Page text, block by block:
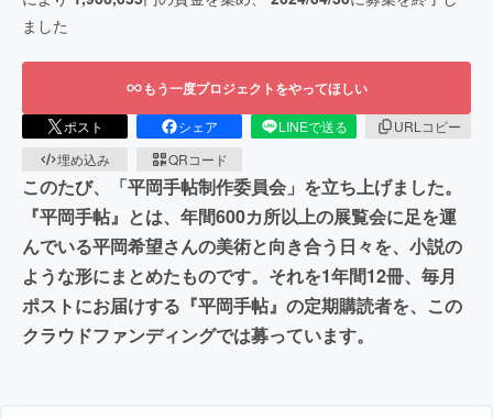
ました
もう一度プロジェクトをやってほしい
ポスト シェア LINEで送る
URLコピー
埋め込み
QRコード
このたび、「平岡手帖制作委員会」を立ち上げました。
『平岡手帖』とは、年間600カ所以上の展覧会に足を運
んでいる平岡希望さんの美術と向き合う日々を、小説の
ような形にまとめたものです。それを1年間12冊、毎月
ポストにお届けする『平岡手帖』の定期購読者を、この
クラウドファンディングでは募っています。